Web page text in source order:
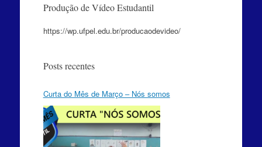
Produção de Vídeo Estudantil
https://wp.ufpel.edu.br/producaodevideo/
Posts recentes
Curta do Mês de Março – Nós somos